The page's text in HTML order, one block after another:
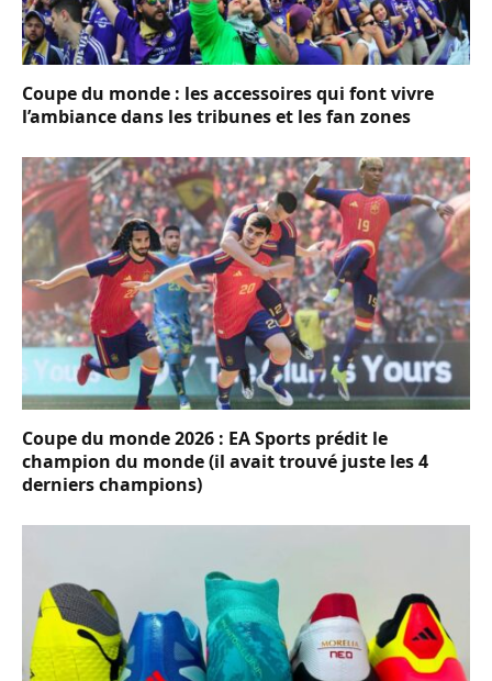
Coupe du monde : les accessoires qui font vivre
l’ambiance dans les tribunes et les fan zones
Coupe du monde 2026 : EA Sports prédit le
champion du monde (il avait trouvé juste les 4
derniers champions)